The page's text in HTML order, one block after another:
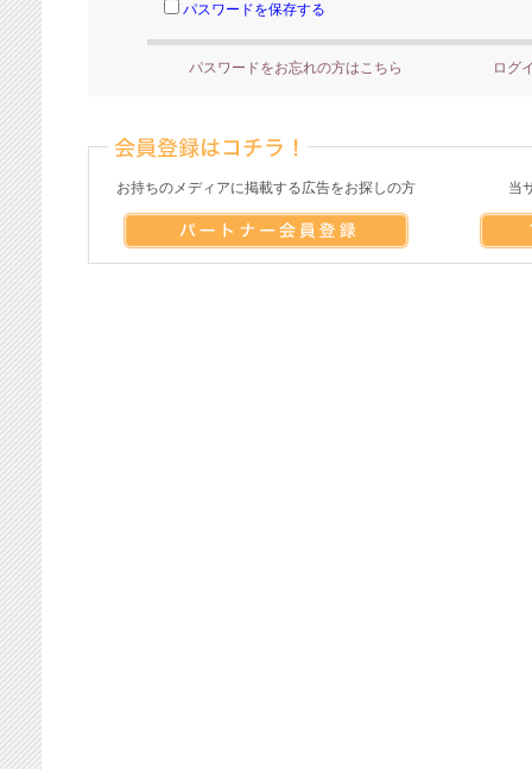
パスワードを保存する
パスワードをお忘れの方はこちら ログ
お持ちのメディアに掲載する広告をお探しの方 当